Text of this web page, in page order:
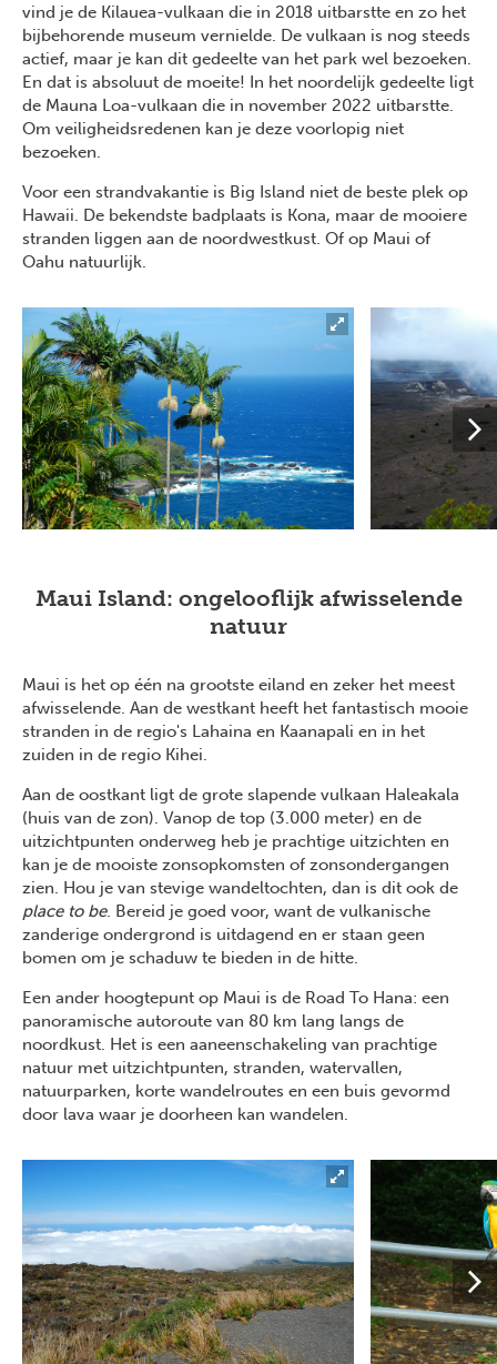
vind je de Kilauea-vulkaan die in 2018 uitbarstte en zo het
bijbehorende museum vernielde. De vulkaan is nog steeds
actief, maar je kan dit gedeelte van het park wel bezoeken.
En dat is absoluut de moeite! In het noordelijk gedeelte ligt
de Mauna Loa-vulkaan die in november 2022 uitbarstte.
Om veiligheidsredenen kan je deze voorlopig niet
bezoeken.
Voor een strandvakantie is Big Island niet de beste plek op
Hawaii. De bekendste badplaats is Kona, maar de mooiere
stranden liggen aan de noordwestkust. Of op Maui of
Oahu natuurlijk.
Maui Island: ongelooflijk afwisselende
natuur
Maui is het op één na grootste eiland en zeker het meest
afwisselende. Aan de westkant heeft het fantastisch mooie
stranden in de regio's Lahaina en Kaanapali en in het
zuiden in de regio Kihei.
Aan de oostkant ligt de grote slapende vulkaan Haleakala
(huis van de zon). Vanop de top (3.000 meter) en de
uitzichtpunten onderweg heb je prachtige uitzichten en
kan je de mooiste zonsopkomsten of zonsondergangen
zien. Hou je van stevige wandeltochten, dan is dit ook de
place to be. Bereid je goed voor, want de vulkanische
zanderige ondergrond is uitdagend en er staan geen
bomen om je schaduw te bieden in de hitte.
Een ander hoogtepunt op Maui is de Road To Hana: een
panoramische autoroute van 80 km lang langs de
noordkust. Het is een aaneenschakeling van prachtige
natuur met uitzichtpunten, stranden, watervallen,
natuurparken, korte wandelroutes en een buis gevormd
door lava waar je doorheen kan wandelen.